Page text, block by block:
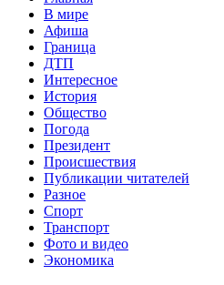
В мире
Афиша
Граница
ДТП
Интересное
История
Общество
Погода
Президент
Происшествия
Публикации читателей
Разное
Спорт
Транспорт
Фото и видео
Экономика